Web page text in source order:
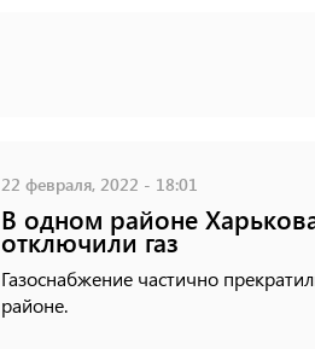
22 февраля, 2022 - 18:01
В одном районе
отключили газ
Газоснабжение частично
районе.